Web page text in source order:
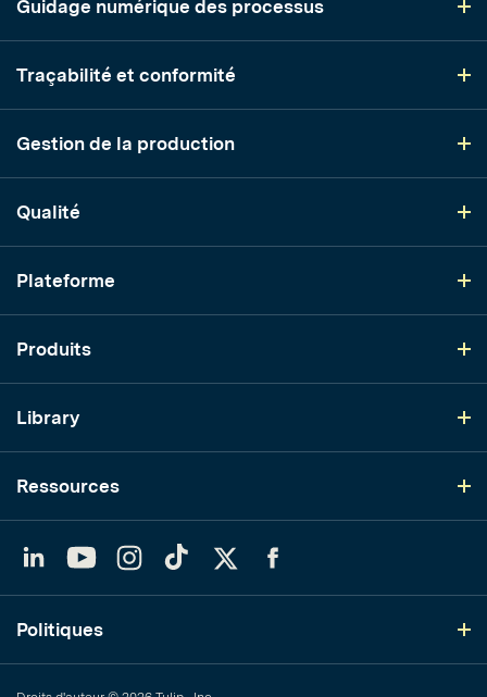
Guidage numérique des processus
Traçabilité et conformité
Gestion de la production
Qualité
Plateforme
Produits
Library
Ressources
YouTubeInstagram
TikTok
Politiques